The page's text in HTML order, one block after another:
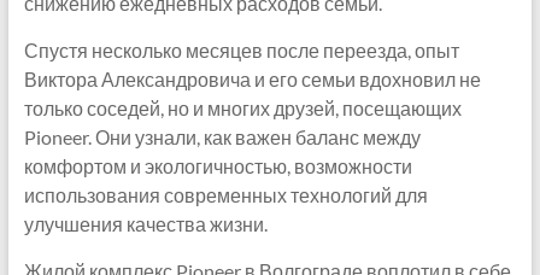
Спустя несколько месяцев после переезда, опыт
Виктора Александровича и его семьи вдохновил не
только соседей, но и многих друзей, посещающих
Pioneer. Они узнали, как важен баланс между
комфортом и экологичностью, возможности
использования современных технологий для
улучшения качества жизни.